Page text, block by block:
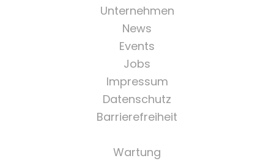
Unternehmen
News
Events
Jobs
Impressum
Datenschutz
Barrierefreiheit
Wartung